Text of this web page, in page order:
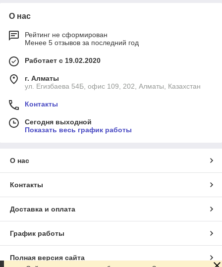
О нас
Рейтинг не сформирован
Менее 5 отзывов за последний год
Работает с 19.02.2020
г. Алматы
ул. Егизбаева 54Б, офис 109, 202, Алматы, Казахстан
Контакты
Сегодня выходной
Показать весь график работы
О нас
Контакты
Доставка и оплата
График работы
Полная версия сайта